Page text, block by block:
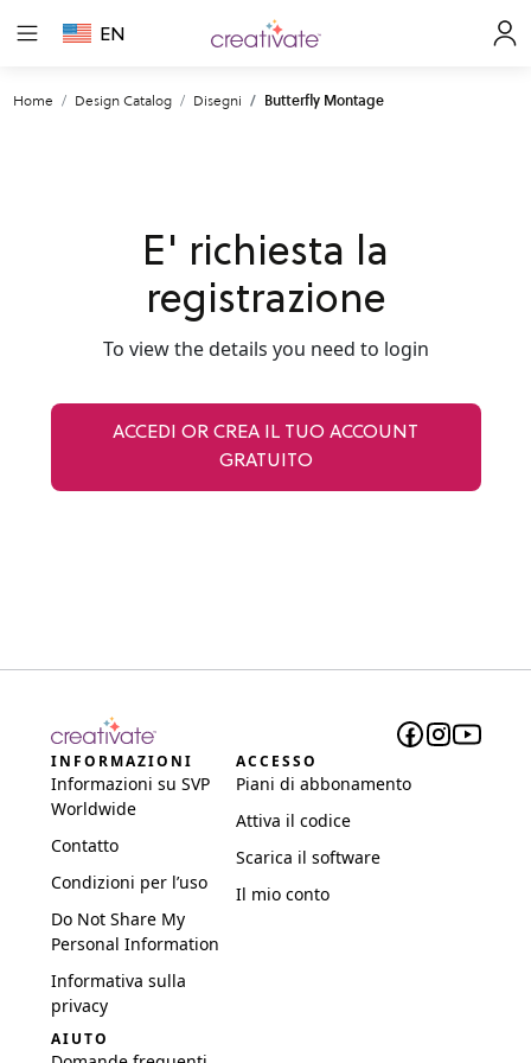
EN
Home Design Catalog Disegni Butterfly Montage
E' richiesta la
registrazione
To view the details you need to login
ACCEDI OR CREA IL TUO ACCOUNT
GRATUITO
INFORMAZIONI
Informazioni su SVP
Worldwide
Contatto
Condizioni per l’uso
Do Not Share My
Personal Information
Informativa sulla
privacy
ACCESSO
Piani di abbonamento
Attiva il codice
Scarica il software
Il mio conto
AIUTO